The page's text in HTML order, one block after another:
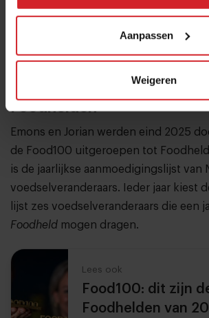
Aanpassen
Weigeren
omgeving. Je krijgt niet alleen
voedsel maar de omgeving gaat er
Daarnaast draag je op die manier bij
duurzamere voedselproductie en -
Foodhelden
Emons en Jorian werden eind 2025
de Food100 uitgeroepen tot
is de jaarlijkse aanmoedigingslijst van
voedselveranderaars. Ieder jaar kiest
lijst zes voedselveranderaars die een
Foodheld mogen dragen.
Lees ook
Food100: dit zijn
Foodhelden van